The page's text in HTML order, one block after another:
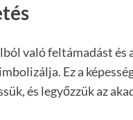
való feltámadást és
Ez a
és legyőzzük az